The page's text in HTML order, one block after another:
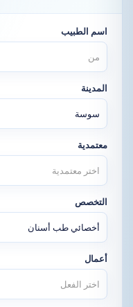
اسم الطبيب
من
المدينة
سوسة
معتمدية
اختر معتمدية
التخصص
أخصائي طب أسنان
أعمال
اختر الفعل